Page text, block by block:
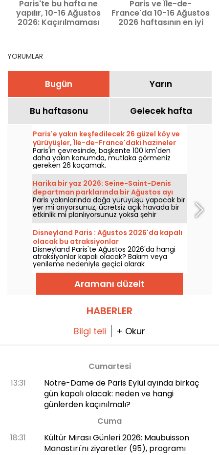
Paris'te bu hafta ne
yapılır, 10-16 Ağustos
2026: Kaçırılmaması
Paris ve Île-de-
France'da 10-16 Ağustos
2026 haftasının en iyi
YORUMLAR
Bugün Yarın
Bu haftasonu Gelecek hafta
Paris'e yakın keşfedilecek 26 güzel köy ve
yürüyüşler, Île-de-France'daki hazineler
Paris'in çevresinde, başkente 100 km'den
daha yakın konumda, mutlaka görmeniz
gereken 26 kaçamak.
Harika bir yaz 2026: Seine-Saint-Denis
departman parklarında bir Ağustos ayı
Paris yakınlarında doğa yürüyüşü yapacak bir
yer mi arıyorsunuz, ücretsiz açık havada bir
etkinlik mi planlıyorsunuz yoksa şehir
gürültüsünden uzak, spor yapabileceğiniz bir
mekan mı istiyorsunuz… Seine-Saint-Denis
parkları tam da size göre!
Disneyland Paris : Ağustos 2026'da kapalı
olacak bu atraksiyonlar
Disneyland Paris'te Ağustos 2026'da hangi
atraksiyonlar kapalı olacak? Bakım veya
yenileme nedeniyle geçici olarak
kullanılamayan atraksiyonların listesini
inceleyerek ziyaretinizi buna göre planlayın.
Aramanı düzelt
HABERLER
Bilgi teli + Okur
Cumartesi
13:31
Notre-Dame de Paris Eylül ayında birkaç
gün kapalı olacak: neden ve hangi
günlerden kaçınılmalı?
Cuma
18:31
Kültür Mirası Günleri 2026: Maubuisson
Manastırı'nı ziyaretler (95), programı